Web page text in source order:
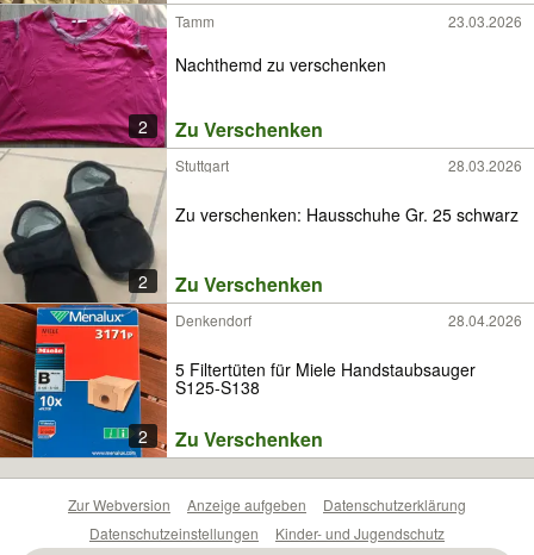
2
Tamm 23.03.2026
Nachthemd zu verschenken
Zu Verschenken
2
Stuttgart 28.03.2026
Zu verschenken: Hausschuhe Gr. 25 schwarz
Zu Verschenken
2
Denkendorf 28.04.2026
5 Filtertüten für Miele Handstaubsauger
S125-S138
Zu Verschenken
Zur Webversion Anzeige aufgeben
Datenschutzerklärung
Datenschutzeinstellungen
Kinder- und Jugendschutz